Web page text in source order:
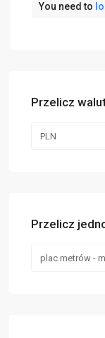
You need to
Przelicz
PLN
Przelicz
plac metrów -